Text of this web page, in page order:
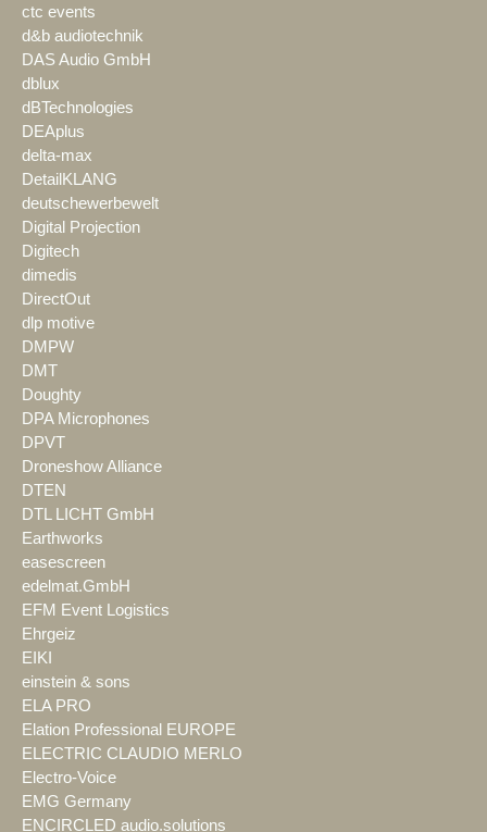
ctc events
d&b audiotechnik
DAS Audio GmbH
dblux
dBTechnologies
DEAplus
delta-max
DetailKLANG
deutschewerbewelt
Digital Projection
Digitech
dimedis
DirectOut
dlp motive
DMPW
DMT
Doughty
DPA Microphones
DPVT
Droneshow Alliance
DTEN
DTL LICHT GmbH
Earthworks
easescreen
edelmat.GmbH
EFM Event Logistics
Ehrgeiz
EIKI
einstein & sons
ELA PRO
Elation Professional EUROPE
ELECTRIC CLAUDIO MERLO
Electro-Voice
EMG Germany
ENCIRCLED audio.solutions